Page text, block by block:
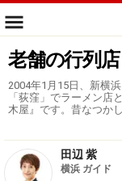
老舗の行列
2004年1月15日、新横
「荻窪」でラーメン店
木屋』です。昔なつか
田辺 紫
横浜 ガイド